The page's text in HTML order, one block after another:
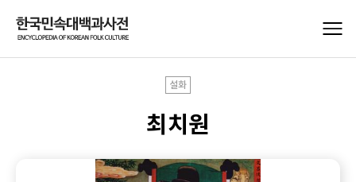
설화
최치원